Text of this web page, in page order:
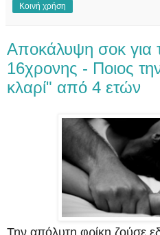
Κοινή χρήση
Αποκάλυψη σοκ για
16χρονης - Ποιος
κλαρί" από 4 ετών
Την απόλυτη φρίκη ζούσε